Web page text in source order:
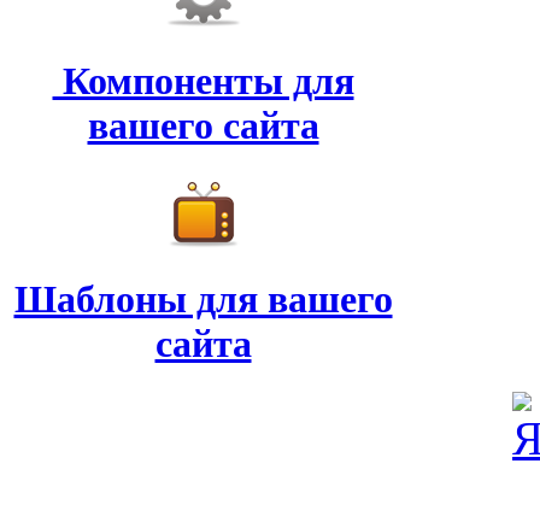
Компоненты для
вашего сайта
Шаблоны для вашего
сайта